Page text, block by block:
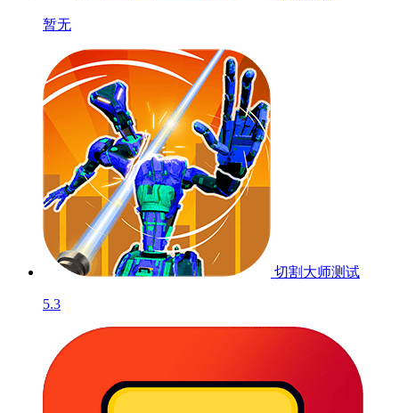
暂无
切割大师测试
5.3